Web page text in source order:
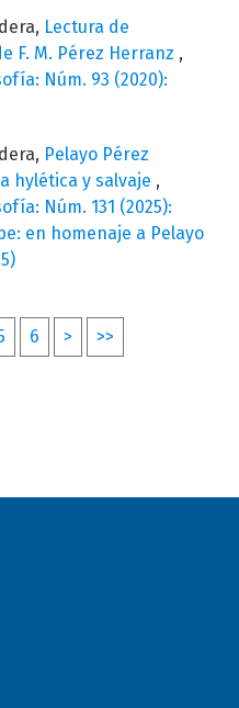
Lectura de
F. M. Pérez Herranz ,
Núm. 93 (2020):
Pelayo Pérez
hylética y salvaje ,
Núm. 131 (2025):
en homenaje a Pelayo
6 > >>